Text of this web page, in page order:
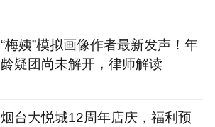
“梅姨”模拟画像作者最新发声！年
龄疑团尚未解开，律师解读
烟台大悦城12周年店庆，福利预